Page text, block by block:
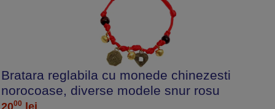
Bratara reglabila cu monede chinezesti
norocoase, diverse modele snur rosu
00